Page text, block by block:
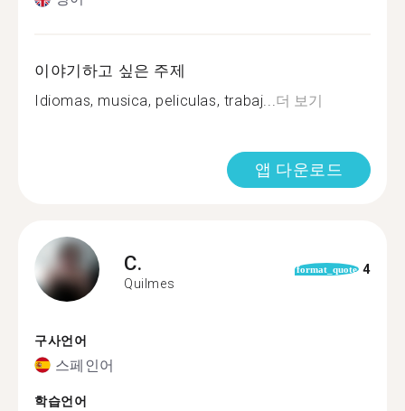
이야기하고 싶은 주제
Idiomas, musica, peliculas, trabaj...더 보기
앱 다운로드
C.
Quilmes
format_quote 4
구사언어
스페인어
학습언어